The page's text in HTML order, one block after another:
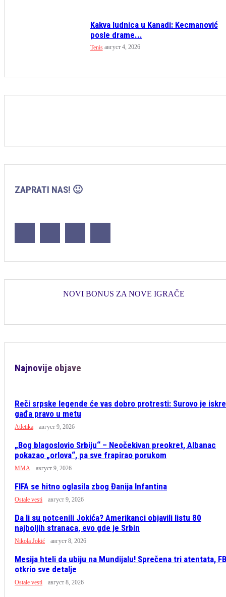
Kakva ludnica u Kanadi: Kecmanović
posle drame...
Tenis август 4, 2026
ZAPRATI NAS! 🙂
NOVI BONUS ZA NOVE IGRAČE
Najnovije objave
Reči srpske legende će vas dobro protresti: Surovo je
gađa pravo u metu
Atletika август 9, 2026
„Bog blagoslovio Srbiju“ – Neočekivan preokret, Albanac
pokazao „orlova“, pa sve frapirao porukom
MMA август 9, 2026
FIFA se hitno oglasila zbog Đanija Infantina
Ostale vesti август 9, 2026
Da li su potcenili Jokića? Amerikanci objavili listu 80
najboljih stranaca, evo gde je Srbin
Nikola Jokić август 8, 2026
Mesija hteli da ubiju na Mundijalu! Sprečena tri atentata,
otkrio sve detalje
Ostale vesti август 8, 2026